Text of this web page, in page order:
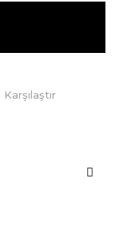
Karşılaştır